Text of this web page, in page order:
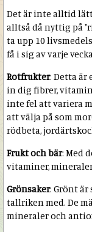
Det är inte alltid
alltså då nyttig på
ta upp 10
få i sig av varje
Rotfrukter: Detta
in dig fibrer,
inte fel att variera
att välja på som
rödbeta,
Frukt och bär: Med
vitaminer,
Grönsaker: Grönt
tallriken med. De
mineraler och